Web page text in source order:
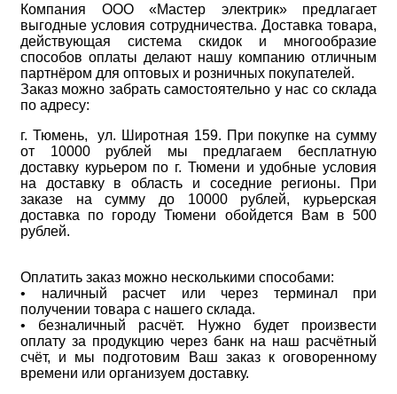
Компания ООО «Мастер электрик» предлагает
выгодные условия сотрудничества. Доставка товара,
действующая система скидок и многообразие
способов оплаты делают нашу компанию отличным
партнёром для оптовых и розничных покупателей.
Заказ можно забрать самостоятельно у нас со склада
по адресу:
г. Тюмень, ул. Широтная 159. При покупке на сумму
от 10000 рублей мы предлагаем бесплатную
доставку курьером по г. Тюмени и удобные условия
на доставку в область и соседние регионы. При
заказе на сумму до 10000 рублей, курьерская
доставка по городу Тюмени обойдется Вам в 500
рублей.
Оплатить заказ можно несколькими способами:
• наличный расчет или через терминал при
получении товара с нашего склада.
• безналичный расчёт. Нужно будет произвести
оплату за продукцию через банк на наш расчётный
счёт, и мы подготовим Ваш заказ к оговоренному
времени или организуем доставку.